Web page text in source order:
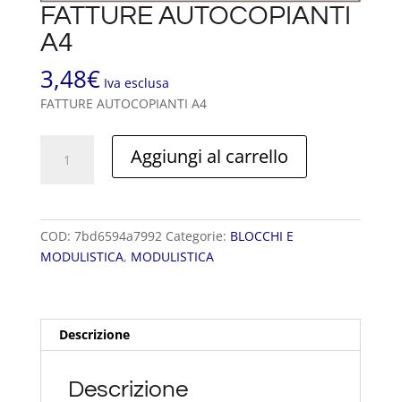
FATTURE AUTOCOPIANTI
A4
3,48€ Iva esclusa
FATTURE AUTOCOPIANTI A4
AUTOCOPIANTI Aggiungi al carrello
COD: 7bd6594a7992 Categorie: BLOCCHI E
MODULISTICA, MODULISTICA
Descrizione
Descrizione